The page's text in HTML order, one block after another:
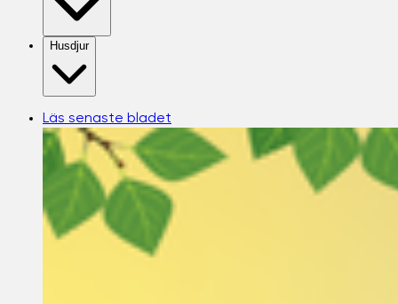
Husdjur
Läs senaste bladet